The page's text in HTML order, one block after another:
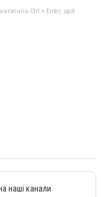
Ctrl + Enter, щоб
наші канали